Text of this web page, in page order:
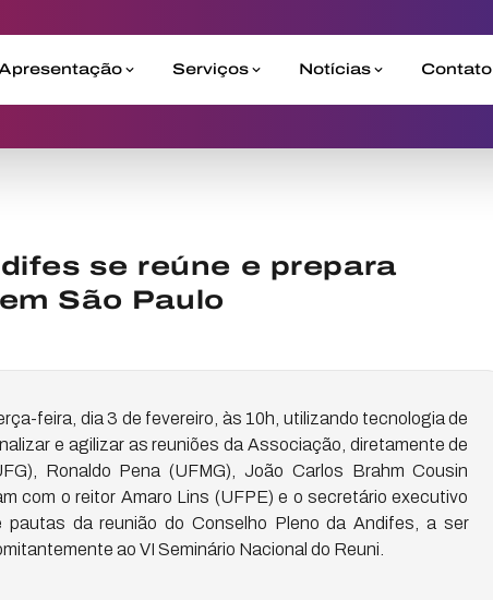
Serviços Notícias Contato
se reúne e prepara
São Paulo
feira, dia 3 de fevereiro, às 10h, utilizando tecnologia de
e agilizar as reuniões da Associação, diretamente de
Ronaldo Pena (UFMG), João Carlos Brahm Cousin
com o reitor Amaro Lins (UFPE) e o secretário executivo
da reunião do Conselho Pleno da Andifes, a ser
ao VI Seminário Nacional do Reuni.